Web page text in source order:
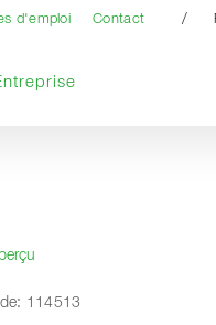
d'emploi Contact /
114513